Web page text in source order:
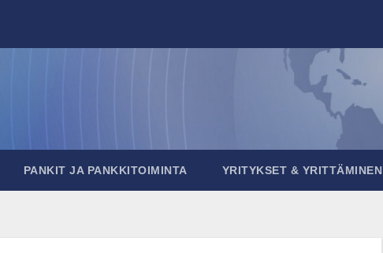
PANKIT JA PANKKITOIMINTA YRITYKSET & YRITTÄMINEN